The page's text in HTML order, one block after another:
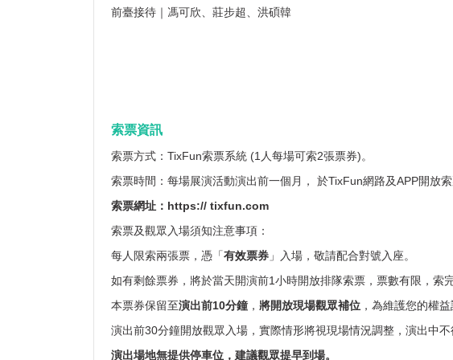
前臺接待｜馮可欣、莊步超、洪碩韓
索票資訊
索票方式：TixFun索票系統 (1人每場可索2張票券)。
索票時間：每場展演活動演出前一個月， 於TixFun網路及APP開放索
索票網址 ： https:// tixfun.com
索票及觀眾入場須知注意事項：
每人限索兩張票，憑「有效票券 」入場，敬請配合對號入座。
如有剩餘票券，將於當天開演前1小時開放排隊索票，票數有限，索完
本票券保留至演出前10分鐘 ， 將開放現場觀眾補位 ，為維護您的權益
演出前30分鐘開放觀眾入場，實際情形將視現場情況調整，演出中不
演出場地無提供停車位 ， 建議觀眾提早到場。